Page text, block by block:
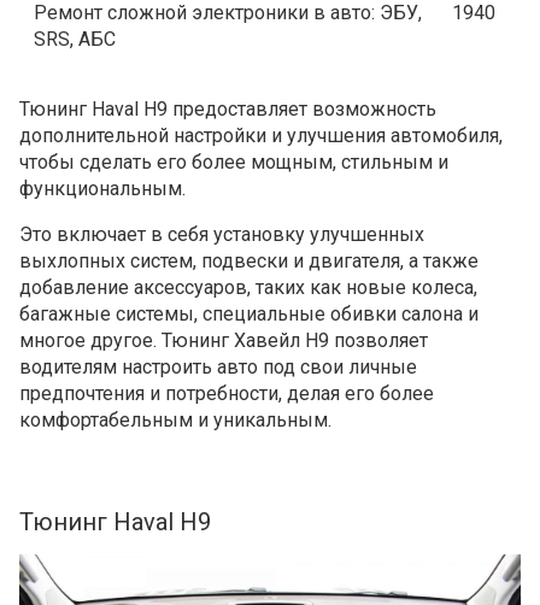
Ремонт сложной электроники в авто: ЭБУ,
SRS, АБС
1940
Тюнинг Haval H9 предоставляет возможность
дополнительной настройки и улучшения автомобиля,
чтобы сделать его более мощным, стильным и
функциональным.
Это включает в себя установку улучшенных
выхлопных систем, подвески и двигателя, а также
добавление аксессуаров, таких как новые колеса,
багажные системы, специальные обивки салона и
многое другое. Тюнинг Хавейл H9 позволяет
водителям настроить авто под свои личные
предпочтения и потребности, делая его более
комфортабельным и уникальным.
Тюнинг Haval H9